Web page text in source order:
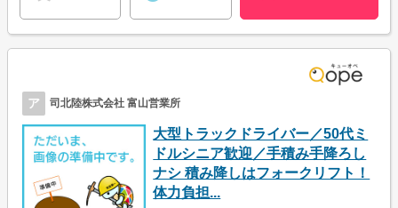
ア 司北陸株式会社 富山営業所
大型トラックドライバー／50代ミ
ドルシニア歓迎／手積み手降ろし
ナシ 積み降しはフォークリフト！
体力負担...